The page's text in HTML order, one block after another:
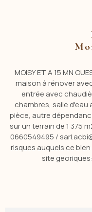
MOISY ET A 15 MN
maison à rénover
entrée avec
chambres, salle
pièce, autre
sur un terrain de 1 375
0660549495 /
risques auquels ce
site